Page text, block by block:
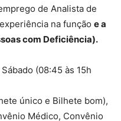
de Analista de
experiência na função e a
com Deficiência).
(08:45 às 15h
único e Bilhete bom),
Médico, Convênio